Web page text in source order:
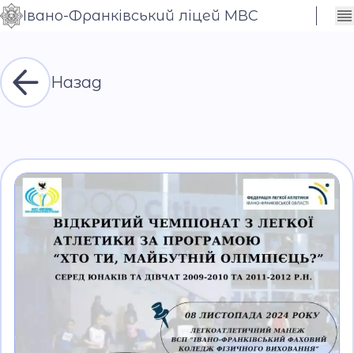
Контраст
Шрифт
Сховати
Івано-Франківський ліцей МВС
Назад